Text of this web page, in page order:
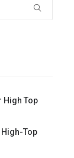
High Top
High-Top